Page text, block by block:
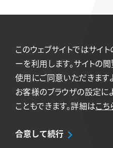
このウェブサイトではサイ
ーを利用します。サイトの
使用にご同意いただきます
お客様のブラウザの設定に
こともできます。詳細はこち
合意して続行